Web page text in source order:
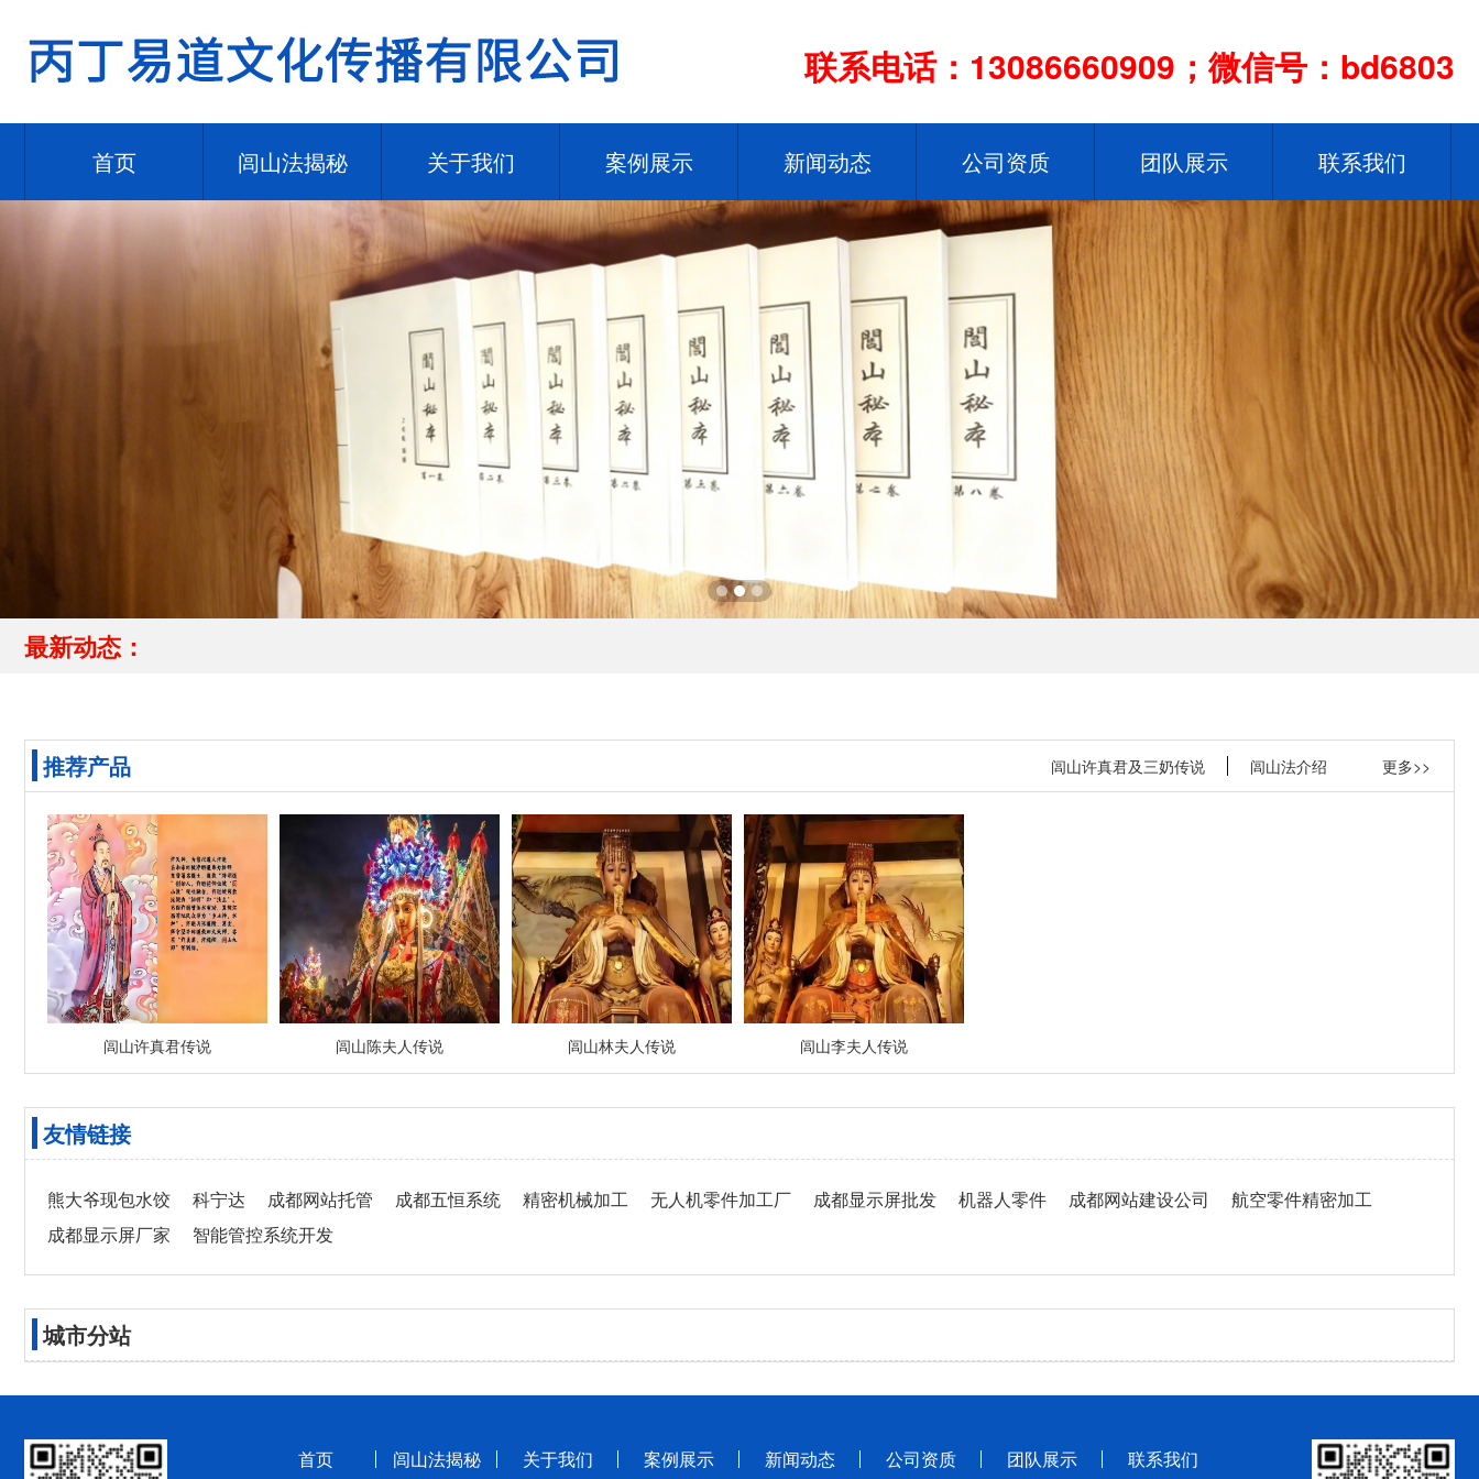
联系电话：13086660909；微信号：bd6803
首页 闾山法揭秘 关于我们 案例展示 新闻动态 公司资质 团队展示 联系我们
最新动态：
推荐产品 更多>>
闾山许真君及三奶传说 闾山法介绍
闾山许真君传说 闾山陈夫人传说 闾山林夫人传说 闾山李夫人传说
友情链接
熊大爷现包水饺 科宁达 成都网站托管 成都五恒系统 精密机械加工 无人机零件加工厂 成都显示屏批发 机器人零件 成都网站建设公司
航空零件精密加工
成都显示屏厂家
智能管控系统开发
城市分站
首页 闾山法揭秘 关于我们 案例展示 新闻动态 公司资质 团队展示 联系我们